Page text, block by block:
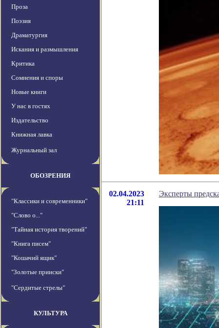
Проза
Поэзия
Драматургия
Искания и размышления
Критика
Сомнения и споры
Новые книги
У нас в гостях
Издательство
Книжная лавка
Журнальный зал
ОБОЗРЕНИЯ
"Классики и современники"
"Слово о..."
"Тайная история творений"
"Книга писем"
"Кошачий ящик"
"Золотые прииски"
"Сердитые стрелы"
КУЛЬТУРА
02.04.2023
21:11
Эксперты